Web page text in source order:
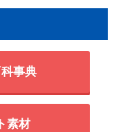
事典
素材